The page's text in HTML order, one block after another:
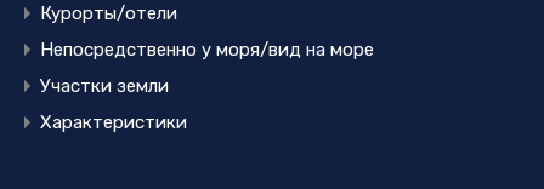
Курорты/отели
Непосредственно у моря/вид на море
Участки земли
Характеристики